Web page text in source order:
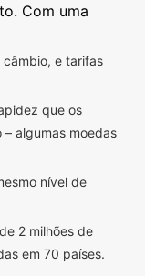
Com uma
e tarifas
que os
algumas moedas
nível de
2 milhões de
em 70 países.